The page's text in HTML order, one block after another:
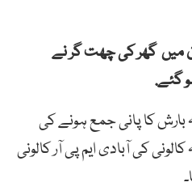
میں گھر کی چھت گر نے
کا پانی جمع ہونے کی
کی آبادی ایم پی آر کالونی